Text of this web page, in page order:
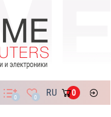
0 0 RU 0